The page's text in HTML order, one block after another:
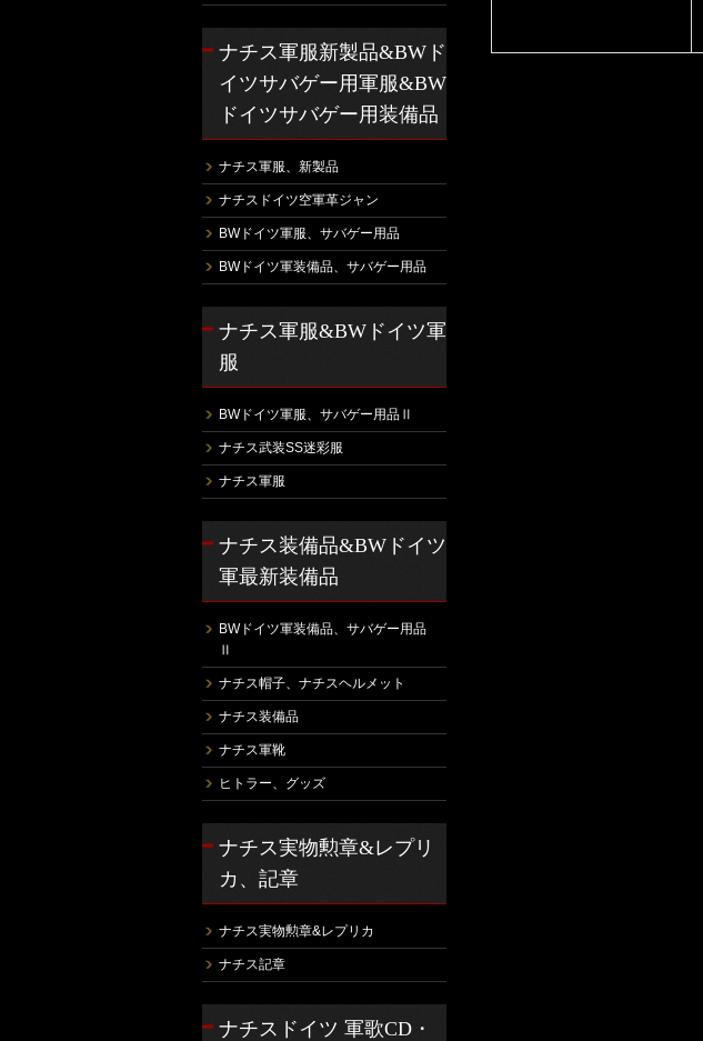
ナチス軍服新製品&BWド
イツサバゲー用軍服&BW
ドイツサバゲー用装備品
ナチス軍服、新製品
ナチスドイツ空軍革ジャン
BWドイツ軍服、サバゲー用品
BWドイツ軍装備品、サバゲー用品
ナチス軍服&BWドイツ軍
服
BWドイツ軍服、サバゲー用品Ⅱ
ナチス武装SS迷彩服
ナチス軍服
ナチス装備品&BWドイツ
軍最新装備品
BWドイツ軍装備品、サバゲー用品
Ⅱ
ナチス帽子、ナチスヘルメット
ナチス装備品
ナチス軍靴
ヒトラー、グッズ
ナチス実物勲章&レプリ
カ、記章
ナチス実物勲章&レプリカ
ナチス記章
ナチスドイツ 軍歌CD・